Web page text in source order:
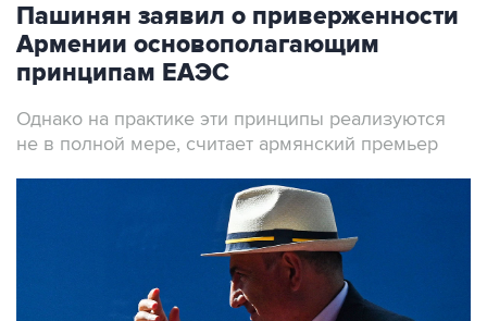
Пашинян заявил о приверженности
Армении основополагающим
принципам ЕАЭС
Однако на практике эти принципы реализуются
не в полной мере, считает армянский премьер